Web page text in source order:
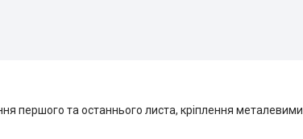
першого та останнього листа, кріплення металевими